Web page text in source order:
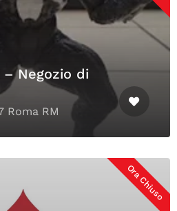
– Negozio di
Roma RM
Ora Chiuso